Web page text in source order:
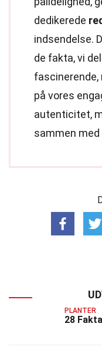
dedikerede
indsendelse.
de fakta, vi
fascinerende,
på vores
autenticitet,
sammen med
PLANTER
28